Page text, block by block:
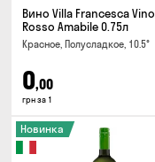
Вино Villa Francesca Vino
Rosso Amabile 0.75л
Красное, Полусладкое, 10.5°
0,00
грн за 1
Новинка